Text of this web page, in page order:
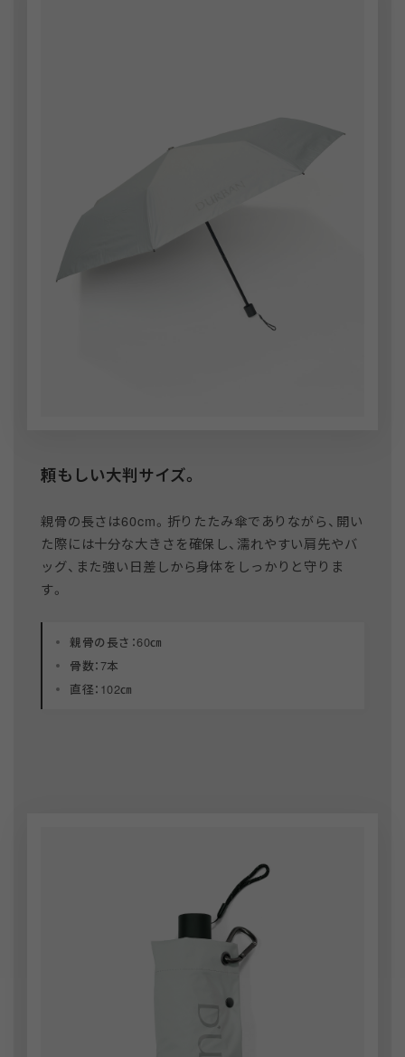
頼もしい大判サイズ。
親骨の長さは60cm。折りたたみ傘でありながら、開い
た際には十分な大きさを確保し、濡れやすい肩先やバ
ッグ、また強い日差しから身体をしっかりと守りま
す。
親骨の長さ：60㎝
骨数：7本
直径：102㎝